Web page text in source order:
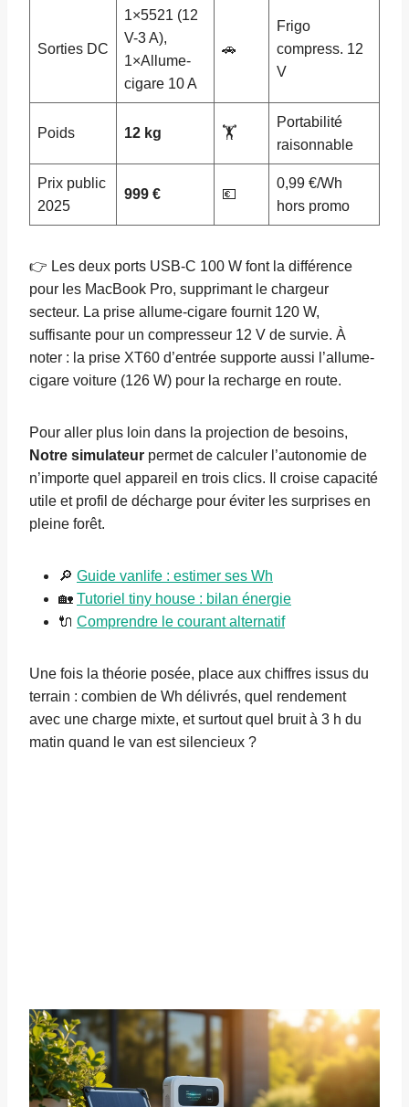
Sorties DC
1×5521 (12
V-3 A),
1×Allume-
cigare 10 A
🚗
Frigo
compress. 12
V
Poids 12 kg 🏋️
Portabilité
raisonnable
Prix public
2025
999 € 💶
0,99 €/Wh
hors promo
👉 Les deux ports USB-C 100 W font la différence
pour les MacBook Pro, supprimant le chargeur
secteur. La prise allume-cigare fournit 120 W,
suffisante pour un compresseur 12 V de survie. À
noter : la prise XT60 d’entrée supporte aussi l’allume-
cigare voiture (126 W) pour la recharge en route.
Pour aller plus loin dans la projection de besoins,
Notre simulateur permet de calculer l’autonomie de
n’importe quel appareil en trois clics. Il croise capacité
utile et profil de décharge pour éviter les surprises en
pleine forêt.
🔎 Guide vanlife : estimer ses Wh
🏡 Tutoriel tiny house : bilan énergie
🔌 Comprendre le courant alternatif
Une fois la théorie posée, place aux chiffres issus du
terrain : combien de Wh délivrés, quel rendement
avec une charge mixte, et surtout quel bruit à 3 h du
matin quand le van est silencieux ?